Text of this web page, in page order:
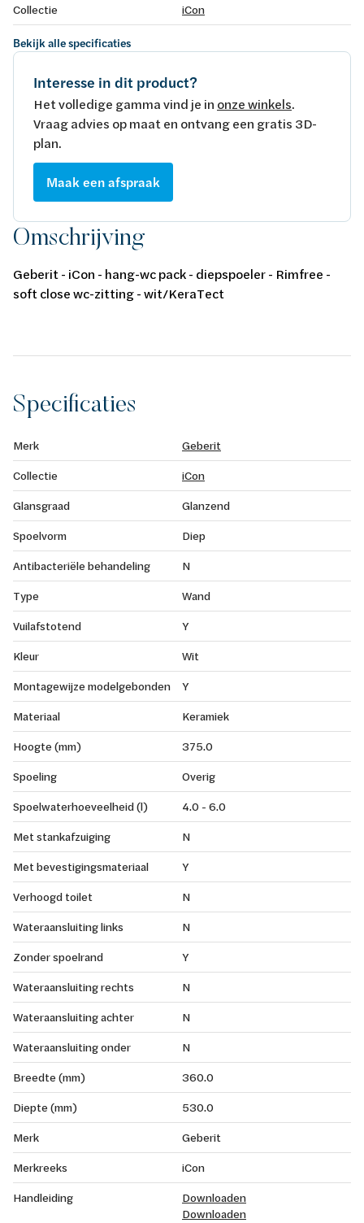
Collectie
iCon
Bekijk alle specificaties
Interesse in dit product?
Het volledige gamma vind je in onze winkels.
Vraag advies op maat en ontvang een gratis 3D-
plan.
Maak een afspraak
Omschrijving
Geberit - iCon - hang-wc pack - diepspoeler - Rimfree -
soft close wc-zitting - wit/KeraTect
Specificaties
Merk
Geberit
Collectie
iCon
Glansgraad
Glanzend
Spoelvorm
Diep
Antibacteriële behandeling
N
Type
Wand
Vuilafstotend
Y
Kleur
Wit
Montagewijze modelgebonden
Y
Materiaal
Keramiek
Hoogte (mm)
375.0
Spoeling
Overig
Spoelwaterhoeveelheid (l)
4.0 - 6.0
Met stankafzuiging
N
Met bevestigingsmateriaal
Y
Verhoogd toilet
N
Wateraansluiting links
N
Zonder spoelrand
Y
Wateraansluiting rechts
N
Wateraansluiting achter
N
Wateraansluiting onder
N
Breedte (mm)
360.0
Diepte (mm)
530.0
Merk
Geberit
Merkreeks
iCon
Handleiding
Downloaden
Downloaden